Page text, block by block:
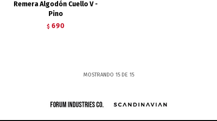
Remera Algodón Cuello V -
Pino
$ 690
MOSTRANDO 15DE 15